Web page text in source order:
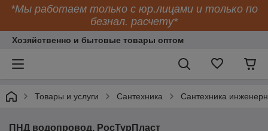
*Мы работаем только с юр.лицами и только по
безнал. расчету*
Хозяйственно и бытовые товары оптом
Товары и услуги Сантехника Сантехника
ПНД водопровод. РосТурПласт